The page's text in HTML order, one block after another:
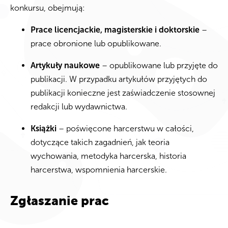
konkursu, obejmują:
Prace licencjackie, magisterskie i doktorskie –
prace obronione lub opublikowane.
Artykuły naukowe – opublikowane lub przyjęte do
publikacji. W przypadku artykułów przyjętych do
publikacji konieczne jest zaświadczenie stosownej
redakcji lub wydawnictwa.
Książki – poświęcone harcerstwu w całości,
dotyczące takich zagadnień, jak teoria
wychowania, metodyka harcerska, historia
harcerstwa, wspomnienia harcerskie.
Zgłaszanie prac